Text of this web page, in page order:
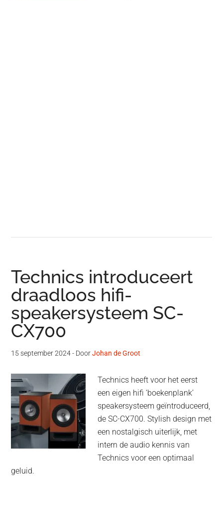
Technics introduceert
draadloos hifi-
speakersysteem SC-
CX700
15 september 2024- DoorJohan de Groot
Technics heeft voor het eerst
een eigen hifi ‘boekenplank’
speakersysteem geïntroduceerd,
de SC-CX700. Stylish design met
een nostalgisch uiterlijk, met
intern de audio kennis van
Technics voor een optimaal
geluid.